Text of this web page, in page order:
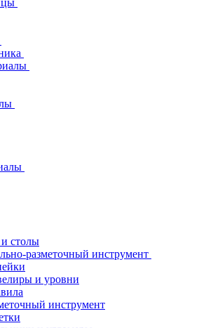
столы
разметочный инструмент
и уровни
инструмент